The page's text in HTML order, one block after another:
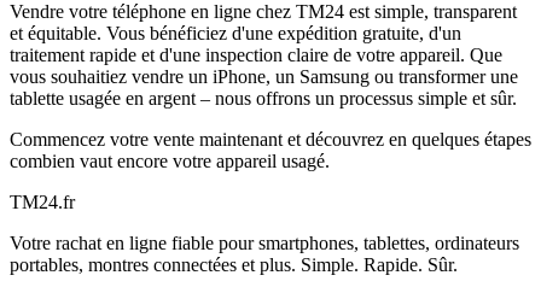
Vendre votre téléphone en ligne chez TM24 est simple, transparent
et équitable. Vous bénéficiez d'une expédition gratuite, d'un
traitement rapide et d'une inspection claire de votre appareil. Que
vous souhaitiez vendre un iPhone, un Samsung ou transformer une
tablette usagée en argent – nous offrons un processus simple et sûr.
Commencez votre vente maintenant et découvrez en quelques étapes
combien vaut encore votre appareil usagé.
TM24.fr
Votre rachat en ligne fiable pour smartphones, tablettes, ordinateurs
portables, montres connectées et plus. Simple. Rapide. Sûr.